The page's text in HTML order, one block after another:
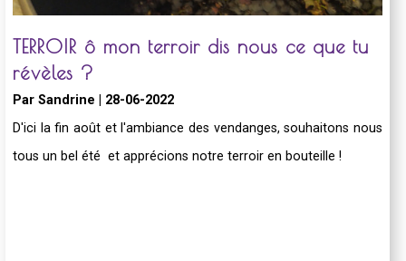
TERROIR ô mon terroir dis nous ce que tu
révèles ?
Par Sandrine | 28-06-2022
D'ici la fin août et l'ambiance des vendanges, souhaitons nous
tous un bel été et apprécions notre terroir en bouteille !